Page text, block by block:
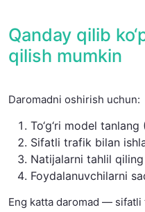
Qanday qilib
qilish mumkin
Daromadni oshirish uchun:
To‘g‘ri model
Sifatli trafik bilan
Natijalarni tahlil qiling
Foydalanuvchilarni
Eng katta daromad — sifatli